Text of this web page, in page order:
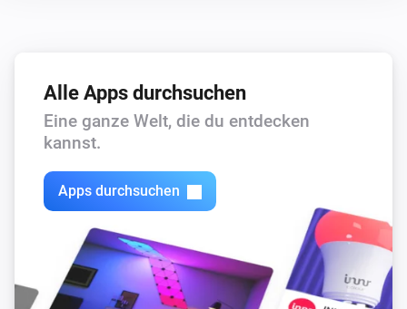
Button (IM6001)
Button wurde Scene
Der Batteriestand hat sich geändert
Door/Window Sensor G1
Der Kontakt-Alarm ist angegangen
Door/Window Sensor G1
Alle Apps durchsuchen
Eine ganze Welt, die du entdecken
kannst.
Apps durchsuchen